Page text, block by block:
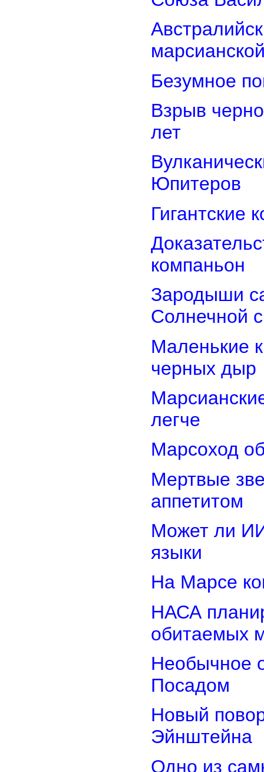
Безумное
Взрыв
лет
Юпитеров
Гигантские
компаньон
Зародыши
Солнечной
Маленькие
черных дыр
легче
Марсоход
Мертвые
аппетитом
Может ли
языки
На Марсе
НАСА
обитаемых
Необычное
Посадом
Новый
Эйнштейна
Одно из